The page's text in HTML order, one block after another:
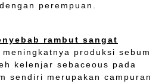
perempuan.
rambut sangat
produksi sebum
kelenjar sebaceous pada
sendiri merupakan campuran